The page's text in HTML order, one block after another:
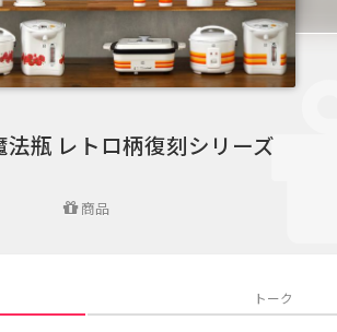
法瓶 レトロ柄復刻シリーズ
商品
トーク